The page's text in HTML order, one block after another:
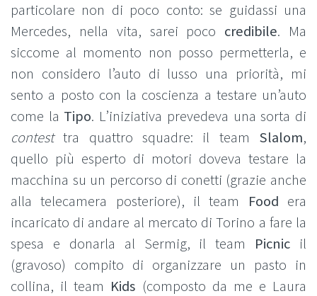
particolare non di poco conto: se guidassi una
Mercedes, nella vita, sarei poco credibile. Ma
siccome al momento non posso permetterla, e
non considero l’auto di lusso una priorità, mi
sento a posto con la coscienza a testare un’auto
come la Tipo. L’iniziativa prevedeva una sorta di
contesttra quattro squadre: il team Slalom,
quello più esperto di motori doveva testare la
macchina su un percorso di conetti (grazie anche
alla telecamera posteriore), il team Food era
incaricato di andare al mercato di Torino a fare la
spesa e donarla al Sermig, il team Picnic il
(gravoso) compito di organizzare un pasto in
collina, il team Kids (composto da me e Laura